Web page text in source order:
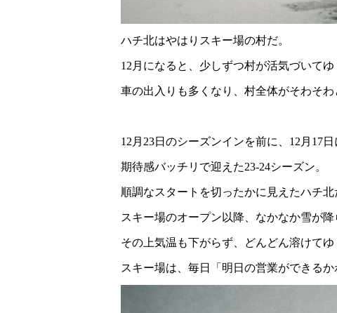
ハチ北はやはりスキー場の村だ。
12月になると、少しずつ村が活気づいてゆ
車の出入りも多くなり、村全体がそわそわ
12月23日のシーズンインを前に、12月17
期待感バッチリで迎えた23-24シーズン。
順調なスタートを切ったかに見えたハチ
スキー場のオープン以降、なかなか雪が降
その上気温も下がらず、どんどん溶けてゆ
スキー場は、毎日「明日の営業ができる